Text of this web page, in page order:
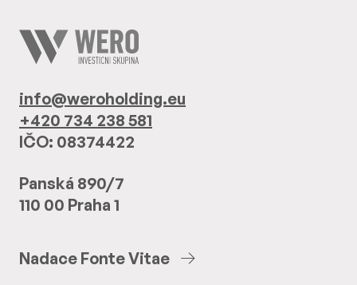
info@weroholding.eu
+420 734 238 581
IČO: 08374422
Panská 890/7
110 00 Praha 1
Nadace FonteVitae